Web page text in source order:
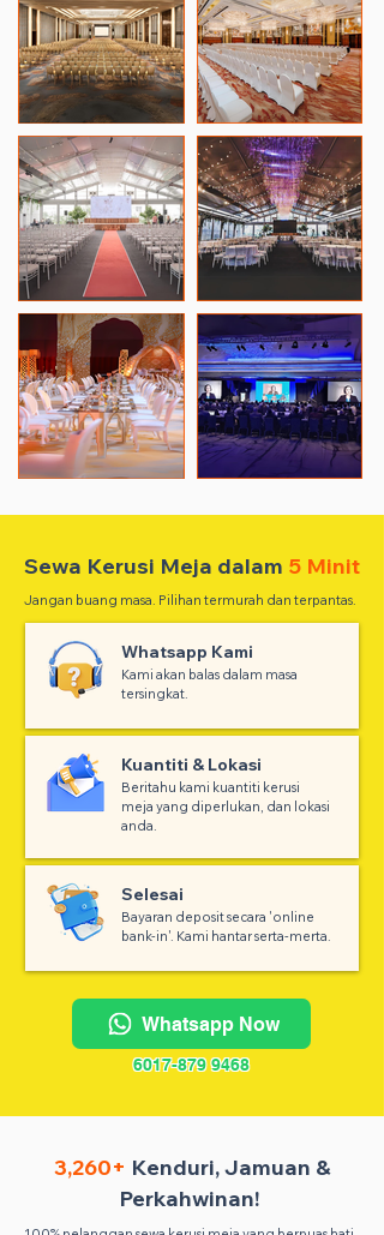
Sewa Kerusi Meja dalam 5 Minit
Jangan buang masa. Pilihan termurah dan terpantas.
Whatsapp Kami
Kami akan balas dalam masa
tersingkat.
Kuantiti & Lokasi
Beritahu kami kuantiti kerusi
meja yang diperlukan, dan lokasi
anda.
Selesai
Bayaran deposit secara 'online
bank-in'. Kami hantar serta-merta.
Whatsapp Now
6017-879 9468
3,260+ Kenduri, Jamuan &
Perkahwinan!